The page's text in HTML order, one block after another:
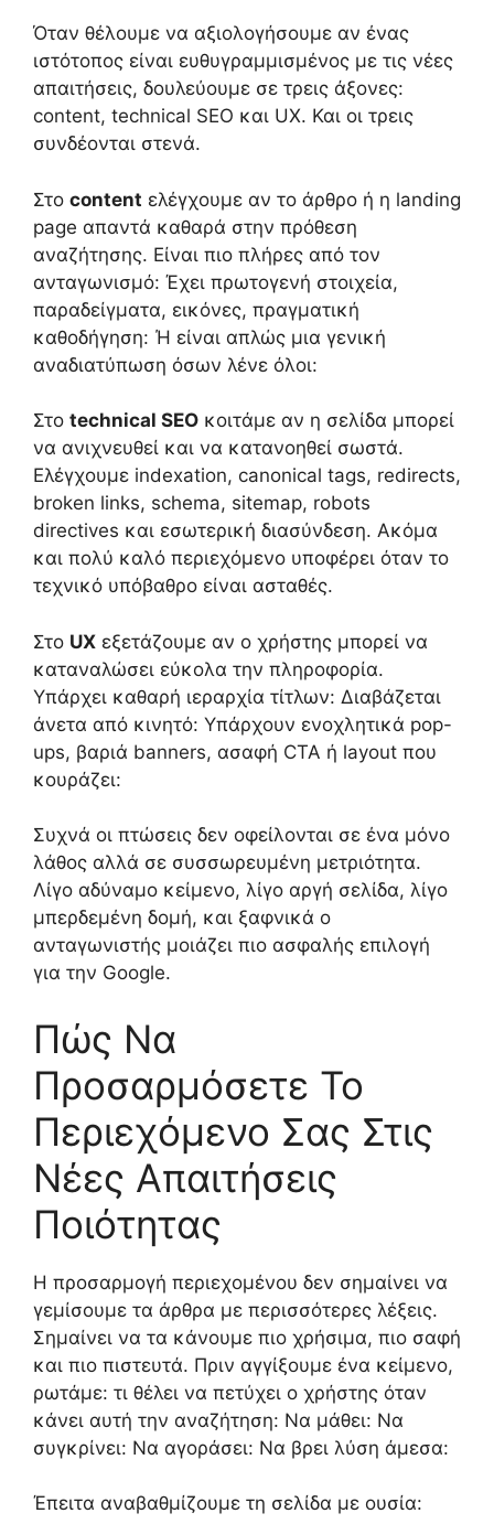
Όταν θέλουμε να αξιολογήσουμε αν ένας
ιστότοπος είναι ευθυγραμμισμένος με τις νέες
απαιτήσεις, δουλεύουμε σε τρεις άξονες:
content, technical SEO και UX. Και οι τρεις
συνδέονται στενά.
Στο content ελέγχουμε αν το άρθρο ή η landing
page απαντά καθαρά στην πρόθεση
αναζήτησης. Είναι πιο πλήρες από τον
ανταγωνισμό: Έχει πρωτογενή στοιχεία,
παραδείγματα, εικόνες, πραγματική
καθοδήγηση: Ή είναι απλώς μια γενική
αναδιατύπωση όσων λένε όλοι:
Στο technical SEO κοιτάμε αν η σελίδα μπορεί
να ανιχνευθεί και να κατανοηθεί σωστά.
Ελέγχουμε indexation, canonical tags, redirects,
broken links, schema, sitemap, robots
directives και εσωτερική διασύνδεση. Ακόμα
και πολύ καλό περιεχόμενο υποφέρει όταν το
τεχνικό υπόβαθρο είναι ασταθές.
Στο UX εξετάζουμε αν ο χρήστης μπορεί να
καταναλώσει εύκολα την πληροφορία.
Υπάρχει καθαρή ιεραρχία τίτλων: Διαβάζεται
άνετα από κινητό: Υπάρχουν ενοχλητικά pop-
ups, βαριά banners, ασαφή CTA ή layout που
κουράζει:
Συχνά οι πτώσεις δεν οφείλονται σε ένα μόνο
λάθος αλλά σε συσσωρευμένη μετριότητα.
Λίγο αδύναμο κείμενο, λίγο αργή σελίδα, λίγο
μπερδεμένη δομή, και ξαφνικά ο
ανταγωνιστής μοιάζει πιο ασφαλής επιλογή
για την Google.
Πώς Να
Προσαρμόσετε Το
Περιεχόμενο Σας Στις
Νέες Απαιτήσεις
Ποιότητας
Η προσαρμογή περιεχομένου δεν σημαίνει να
γεμίσουμε τα άρθρα με περισσότερες λέξεις.
Σημαίνει να τα κάνουμε πιο χρήσιμα, πιο σαφή
και πιο πιστευτά. Πριν αγγίξουμε ένα κείμενο,
ρωτάμε: τι θέλει να πετύχει ο χρήστης όταν
κάνει αυτή την αναζήτηση: Να μάθει: Να
συγκρίνει: Να αγοράσει: Να βρει λύση άμεσα:
Έπειτα αναβαθμίζουμε τη σελίδα με ουσία: